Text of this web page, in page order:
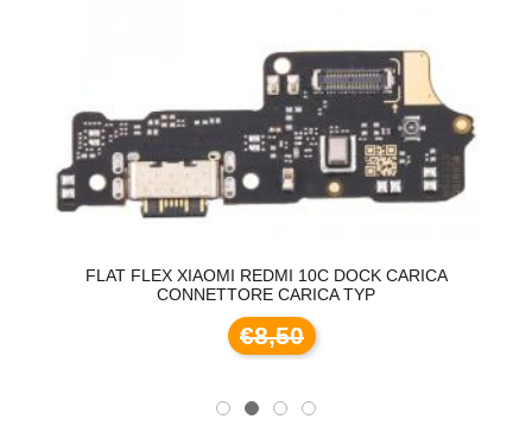
FLAT FLEX XIAOMI REDMI 10C DOCK CARICA
CONNETTORE CARICA TYP
€8,50